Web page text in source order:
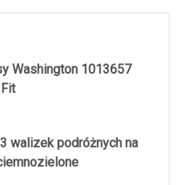
Washington 1013657
walizek podróżnych na